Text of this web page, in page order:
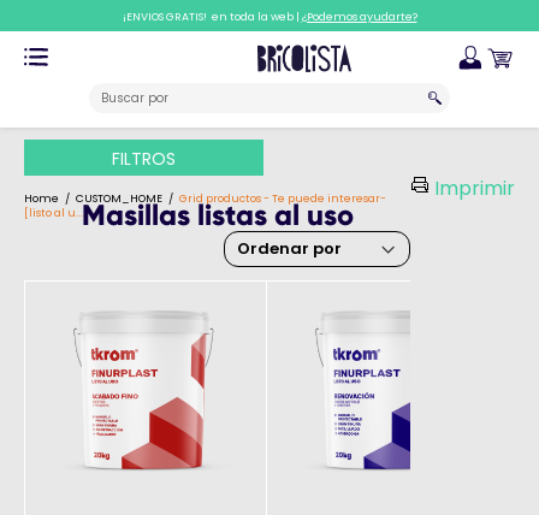
FILTROS
Imprimir
Home CUSTOM_HOME
Grid productos - Te puede interesar-
[listo al u...Masillas listas al uso
¡ENVIOS GRATIS! en toda la web | ¿Podemos ayudarte?